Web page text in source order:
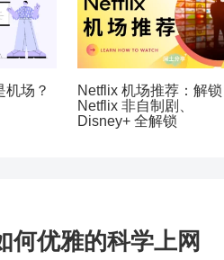
机场？
Netflix 机场推荐：解锁
Netflix 非自制剧、
Disney+ 全解锁
何优雅的科学上网